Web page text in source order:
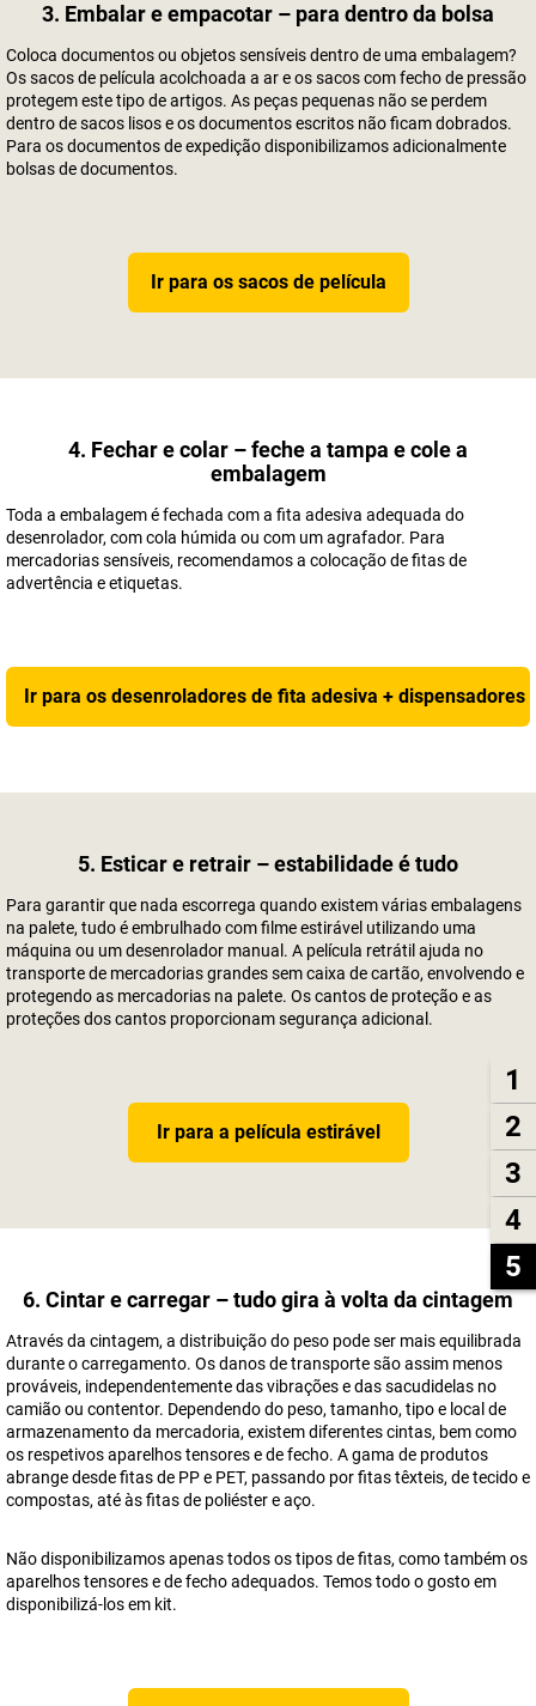
1
2
3
4
5
3. Embalar e empacotar – para dentro da bolsa
Coloca documentos ou objetos sensíveis dentro de uma embalagem?
Os sacos de película acolchoada a ar e os sacos com fecho de pressão
protegem este tipo de artigos. As peças pequenas não se perdem
dentro de sacos lisos e os documentos escritos não ficam dobrados.
Para os documentos de expedição disponibilizamos adicionalmente
bolsas de documentos.
Ir para os sacos de película
4. Fechar e colar – feche a tampa e cole a
embalagem
Toda a embalagem é fechada com a fita adesiva adequada do
desenrolador, com cola húmida ou com um agrafador. Para
mercadorias sensíveis, recomendamos a colocação de fitas de
advertência e etiquetas.
Ir para os desenroladores de fita adesiva + dispensadores
5. Esticar e retrair – estabilidade é tudo
Para garantir que nada escorrega quando existem várias embalagens
na palete, tudo é embrulhado com filme estirável utilizando uma
máquina ou um desenrolador manual. A película retrátil ajuda no
transporte de mercadorias grandes sem caixa de cartão, envolvendo e
protegendo as mercadorias na palete. Os cantos de proteção e as
proteções dos cantos proporcionam segurança adicional.
Ir para a película estirável
6. Cintar e carregar – tudo gira à volta da cintagem
Através da cintagem, a distribuição do peso pode ser mais equilibrada
durante o carregamento. Os danos de transporte são assim menos
prováveis, independentemente das vibrações e das sacudidelas no
camião ou contentor. Dependendo do peso, tamanho, tipo e local de
armazenamento da mercadoria, existem diferentes cintas, bem como
os respetivos aparelhos tensores e de fecho. A gama de produtos
abrange desde fitas de PP e PET, passando por fitas têxteis, de tecido e
compostas, até às fitas de poliéster e aço.
Não disponibilizamos apenas todos os tipos de fitas, como também os
aparelhos tensores e de fecho adequados. Temos todo o gosto em
disponibilizá-los em kit.